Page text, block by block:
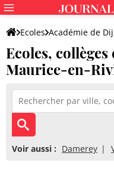
Ecoles Académie de
Ecoles,
Maurice-en-
Voir aussi : Damerey